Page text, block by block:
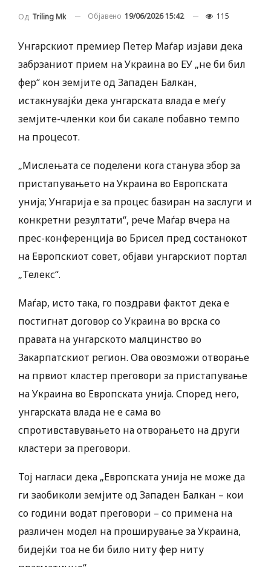
Од Triling Mk Објавено 19/06/2026 15:42 115
Унгарскиот премиер Петер Маѓар изјави дека
забрзаниот прием на Украина во ЕУ „не би бил
фер“ кон земјите од Западен Балкан,
истакнувајќи дека унгарската влада е меѓу
земјите-членки кои би сакале побавно темпо
на процесот.
„Мислењата се поделени кога станува збор за
пристапувањето на Украина во Европската
унија; Унгарија е за процес базиран на заслуги и
конкретни резултати“, рече Маѓар вчера на
прес-конференција во Брисел пред состанокот
на Европскиот совет, објави унгарскиот портал
„Телекс“.
Маѓар, исто така, го поздрави фактот дека е
постигнат договор со Украина во врска со
правата на унгарското малцинство во
Закарпатскиот регион. Ова овозможи отворање
на првиот кластер преговори за пристапување
на Украина во Европската унија. Според него,
унгарската влада не е сама во
спротивставувањето на отворањето на други
кластери за преговори.
Тој нагласи дека „Европската унија не може да
ги заобиколи земјите од Западен Балкан – кои
со години водат преговори – со примена на
различен модел на проширување за Украина,
бидејќи тоа не би било ниту фер ниту